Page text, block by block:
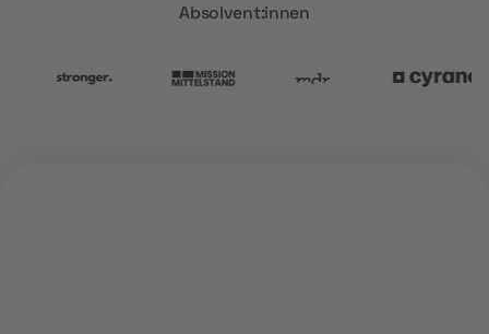
Absolvent:innen